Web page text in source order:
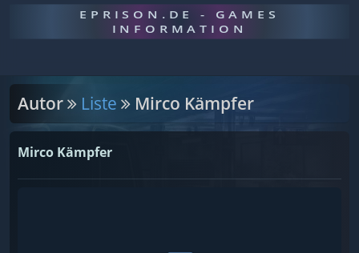
EPRISON.DE - GAMES
INFORMATION
Autor Liste Mirco Kämpfer
Mirco Kämpfer